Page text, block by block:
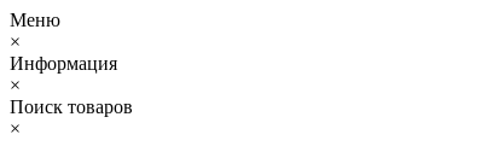
Меню
×
Информация
×
Поиск товаров
×